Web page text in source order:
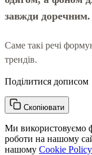
завжди доречним.
Саме такі речі
трендів.
Поділитися дописом
Скопіювати
Ми використовуємо
роботи на нашому
нашому Cookie